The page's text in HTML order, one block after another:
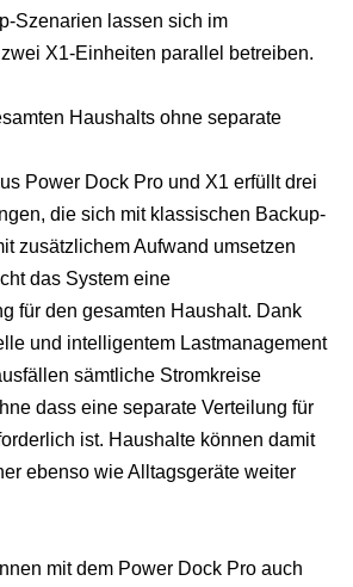
Szenarien lassen sich im
X1-Einheiten parallel betreiben.
Haushalts ohne separate
Power Dock Pro und X1 erfüllt drei
die sich mit klassischen Backup-
zusätzlichem Aufwand umsetzen
das System eine
für den gesamten Haushalt. Dank
und intelligentem Lastmanagement
sämtliche Stromkreise
dass eine separate Verteilung für
ist. Haushalte können damit
ebenso wie Alltagsgeräte weiter
mit dem Power Dock Pro auch